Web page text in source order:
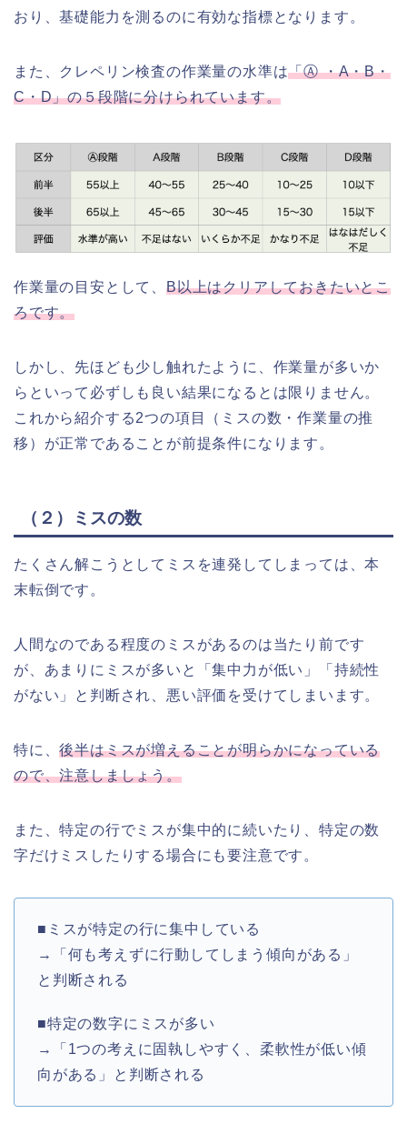
おり、基礎能力を測るのに有効な指標となります。
また、クレペリン検査の作業量の水準は「Ⓐ ・A・B・
C・D」の５段階に分けられています。
作業量の目安として、 B以上はクリアしておきたいとこ
ろです。
しかし、先ほども少し触れたように、作業量が多いか
らといって必ずしも良い結果になるとは限りません。
これから紹介する2つの項目（ミスの数・作業量の推
移）が正常であることが前提条件になります。
（２）ミスの数
たくさん解こうとしてミスを連発してしまっては、本
末転倒です。
人間なのである程度のミスがあるのは当たり前です
が、あまりにミスが多いと「集中力が低い」「持続性
がない」と判断され、悪い評価を受けてしまいます。
特に、後半はミスが増えることが明らかになっている
ので、注意しましょう。
また、特定の行でミスが集中的に続いたり、特定の数
字だけミスしたりする場合にも要注意です。
■ミスが特定の行に集中している
→「何も考えずに行動してしまう傾向がある」
と判断される
■特定の数字にミスが多い
→「1つの考えに固執しやすく、柔軟性が低い傾
向がある」と判断される